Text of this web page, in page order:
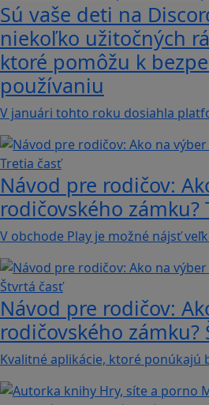
Sú vaše deti na
niekoľko užitočných
ktoré pomôžu k
používaniu
V januári tohto roku dosiahla
Návod pre rodičov:
rodičovského zámku?
V obchode Play je možné nájsť
Návod pre rodičov:
rodičovského zámku?
Kvalitné aplikácie, ktoré ponúkajú